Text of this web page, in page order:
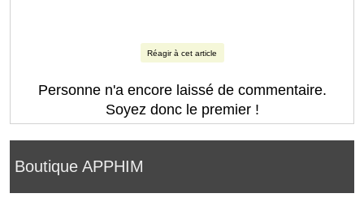
Boutique APPHIM
Réagir à cet article
Personne n'a encore laissé de commentaire.
Soyez donc le premier !